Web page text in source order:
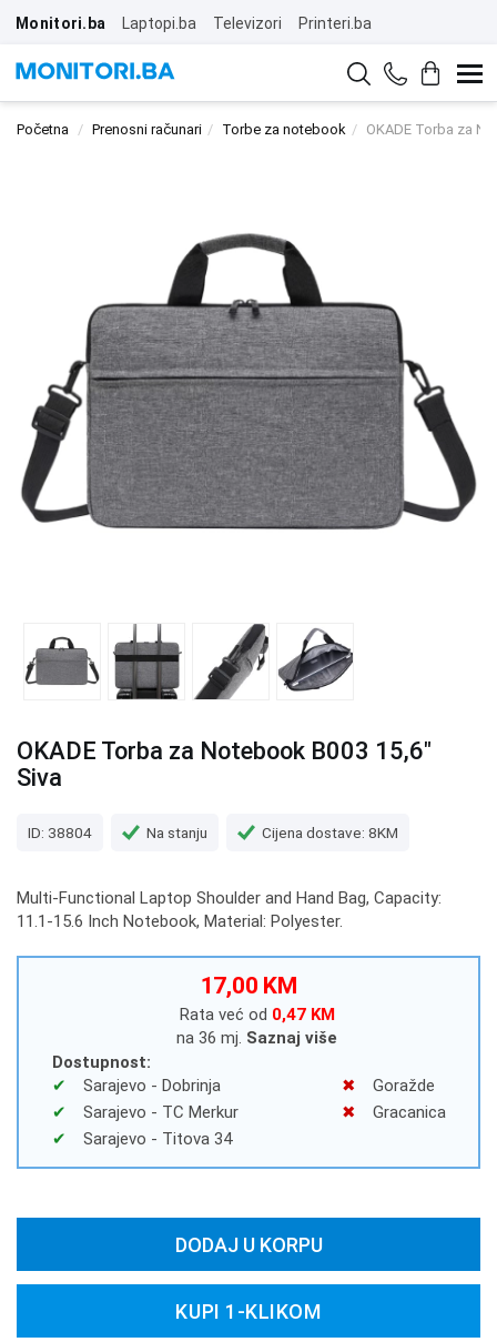
Monitori.ba Laptopi.ba Televizori Printeri.ba
Početna Prenosni računari Torbe za notebook OKADE Torba za
OKADE Torba za Notebook B003 15,6"
Siva
ID: 38804 Na stanju Cijena dostave: 8KM
Multi-Functional Laptop Shoulder and Hand Bag, Capacity:
11.1-15.6 Inch Notebook, Material: Polyester.
17,00 KM
Rata već od 0,47 KM
na 36 mj. Saznaj više
Dostupnost:
Sarajevo - Dobrinja
Sarajevo - TC Merkur
Sarajevo - Titova 34
Goražde
Gracanica
DODAJ U KORPU
KUPI 1-KLIKOM